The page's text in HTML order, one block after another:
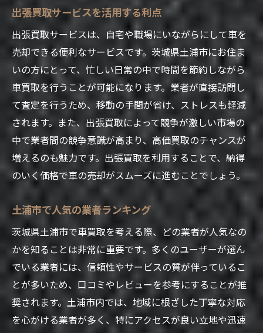
出張買取サービスを活用する利点
出張買取サービスは、自宅や職場にいながらにして車を
売却できる便利なサービスです。茨城県土浦市にお住ま
いの方にとって、忙しい日常の中で時間を節約しながら
車買取を行うことが可能になります。業者が直接訪問し
て査定を行うため、移動の手間が省け、ストレスも軽減
されます。また、出張買取によって競争が激しい市場の
中で業者間の競争意識が高まり、高価買取のチャンスが
増えるのも魅力です。出張買取を利用することで、納得
のいく価格で車の売却がスムーズに進むことでしょう。
土浦市で人気の業者ランキング
茨城県土浦市で車買取を考える際、どの業者が人気なの
かを知ることは非常に重要です。多くのユーザーが選ん
でいる業者には、信頼性やサービスの質が伴っているこ
とが多いため、口コミやレビューを参考にすることが推
奨されます。土浦市内では、地域に根ざした丁寧な対応
を心がける業者が多く、特にアクセスが良い立地や迅速